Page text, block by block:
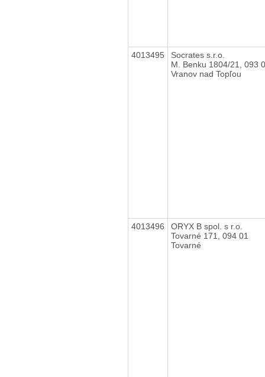
4013495
Socrates s.r.o.
M. Benku 1804/21, 093
Vranov nad Topľou
4013496
ORYX B spol. s r.o.
Tovarné 171, 094 01
Tovarné